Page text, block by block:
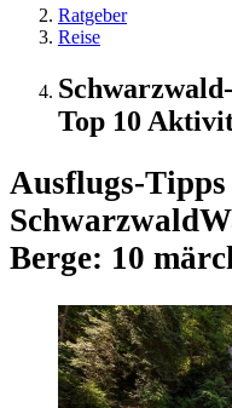
Ratgeber
Reise
Top 10
Ausflugs-
Schwarzwald
Berge: 10